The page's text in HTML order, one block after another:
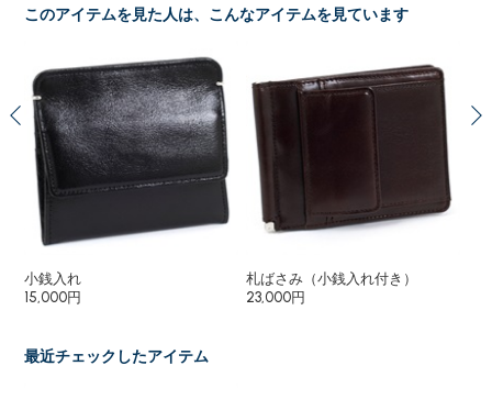
このアイテムを見た人は、こんなアイテムを見ています
小銭入れ
15,000円
札ばさみ（小銭入れ付き）
23,000円
最近チェックしたアイテム